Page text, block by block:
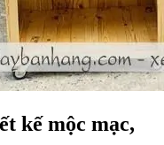
kế mộc mạc,